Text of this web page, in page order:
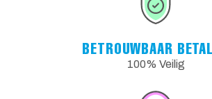
BETROUWBAAR
100% Veilig